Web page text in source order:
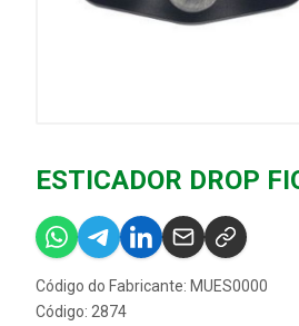
ESTICADOR DROP
Código do Fabricante: MUES0000
Código: 2874